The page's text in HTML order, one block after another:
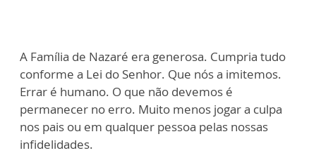
A Família de Nazaré era generosa. Cumpria tudo
conforme a Lei do Senhor. Que nós a imitemos.
Errar é humano. O que não devemos é
permanecer no erro. Muito menos jogar a culpa
nos pais ou em qualquer pessoa pelas nossas
infidelidades.